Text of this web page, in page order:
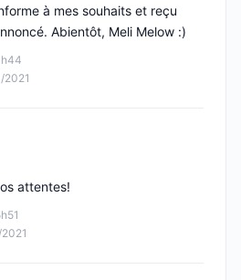
2021
à mes souhaits et reçu
Abientôt, Meli Melow :)
attentes!